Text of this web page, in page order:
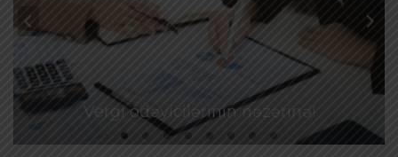
Vergi ödəyicilərinin nəzərinə!